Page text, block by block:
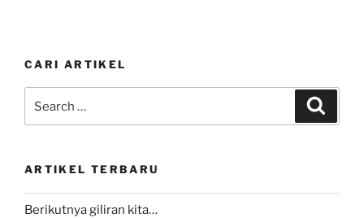
CARI ARTIKEL
for:
ARTIKEL TERBARU
Berikutnya giliran kita…